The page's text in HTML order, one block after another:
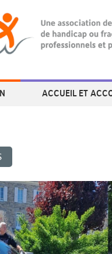
ACCUEIL ET